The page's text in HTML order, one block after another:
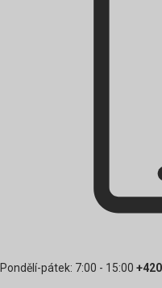
Pondělí-pátek: 7:00 - 15:00